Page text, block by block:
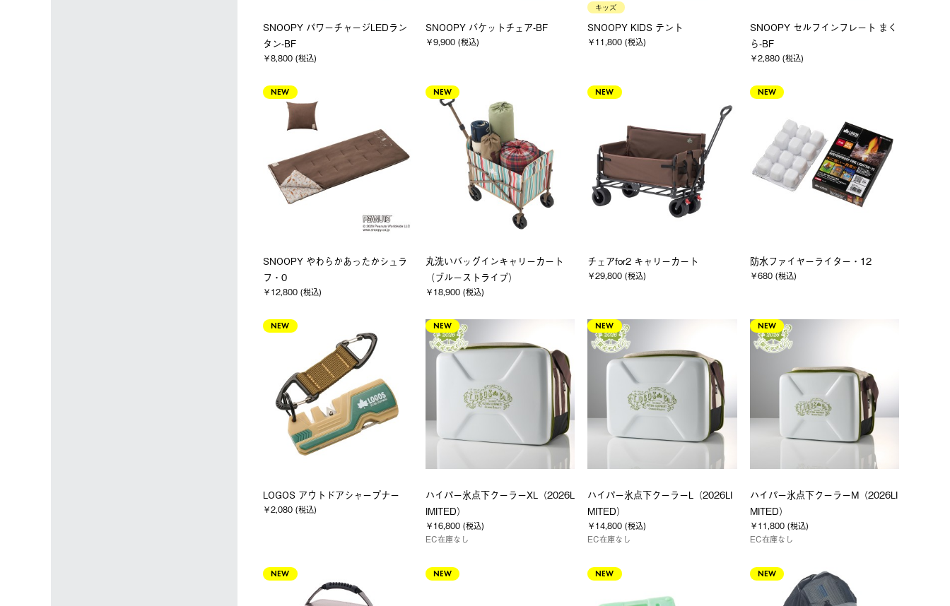
SNOOPY パワーチャージLEDラン
タン-BF
￥8,800 (税込)
SNOOPY バケットチェア-BF
￥9,900 (税込)
キッズ
SNOOPY KIDS テント
￥11,800 (税込)
SNOOPY セルフインフレート まく
ら-BF
￥2,880 (税込)
NEW
SNOOPY やわらかあったかシュラ
フ・0
￥12,800 (税込)
NEW
丸洗いバッグインキャリーカート
（ブルーストライプ）
￥18,900 (税込)
NEW
チェアfor2 キャリーカート
￥29,800 (税込)
NEW
防水ファイヤーライター・12
￥680 (税込)
NEW
LOGOS アウトドアシャープナー
￥2,080 (税込)
NEW
ハイパー氷点下クーラーXL（2026L
IMITED）
￥16,800 (税込)
EC在庫なし
NEW
ハイパー氷点下クーラーL（2026LI
MITED）
￥14,800 (税込)
EC在庫なし
NEW
ハイパー氷点下クーラーM（2026LI
MITED）
￥11,800 (税込)
EC在庫なし
NEW NEW NEW NEW